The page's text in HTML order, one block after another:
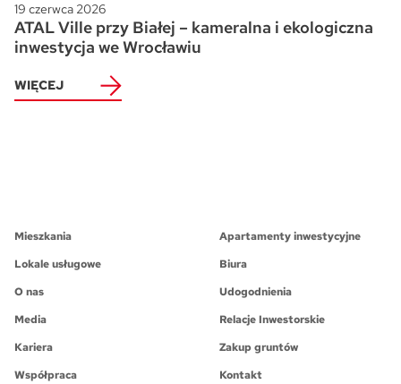
19 czerwca 2026
ATAL Ville przy Białej – kameralna i ekologiczna
inwestycja we Wrocławiu
WIĘCEJ
Mieszkania
Apartamenty inwestycyjne
Lokale usługowe
Biura
O nas
Udogodnienia
Media
Relacje Inwestorskie
Kariera
Zakup gruntów
Współpraca
Kontakt